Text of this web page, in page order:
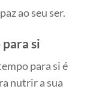
ao seu ser.
si
para si é
nutrir a sua